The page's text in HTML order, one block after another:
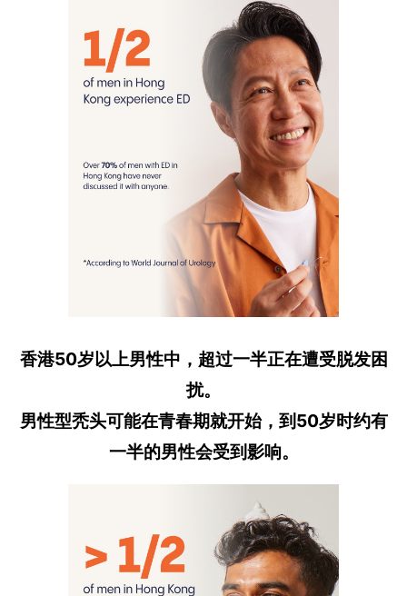
香港50岁以上男性中，超过一半正在遭受脱发困
扰。
男性型秃头可能在青春期就开始，到50岁时约有
一半的男性会受到影响。